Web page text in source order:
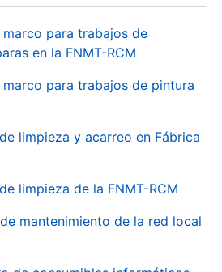
para trabajos de
en la FNMT-RCM
para trabajos de pintura
limpieza y acarreo en Fábrica
limpieza de la FNMT-RCM
mantenimiento de la red local